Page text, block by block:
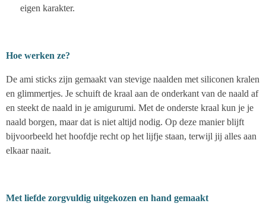
eigen karakter.
Hoe werken ze?
De ami sticks zijn gemaakt van stevige naalden met siliconen kralen
en glimmertjes. Je schuift de kraal aan de onderkant van de naald af
en steekt de naald in je amigurumi. Met de onderste kraal kun je je
naald borgen, maar dat is niet altijd nodig. Op deze manier blijft
bijvoorbeeld het hoofdje recht op het lijfje staan, terwijl jij alles aan
elkaar naait.
Met liefde zorgvuldig uitgekozen en hand gemaakt